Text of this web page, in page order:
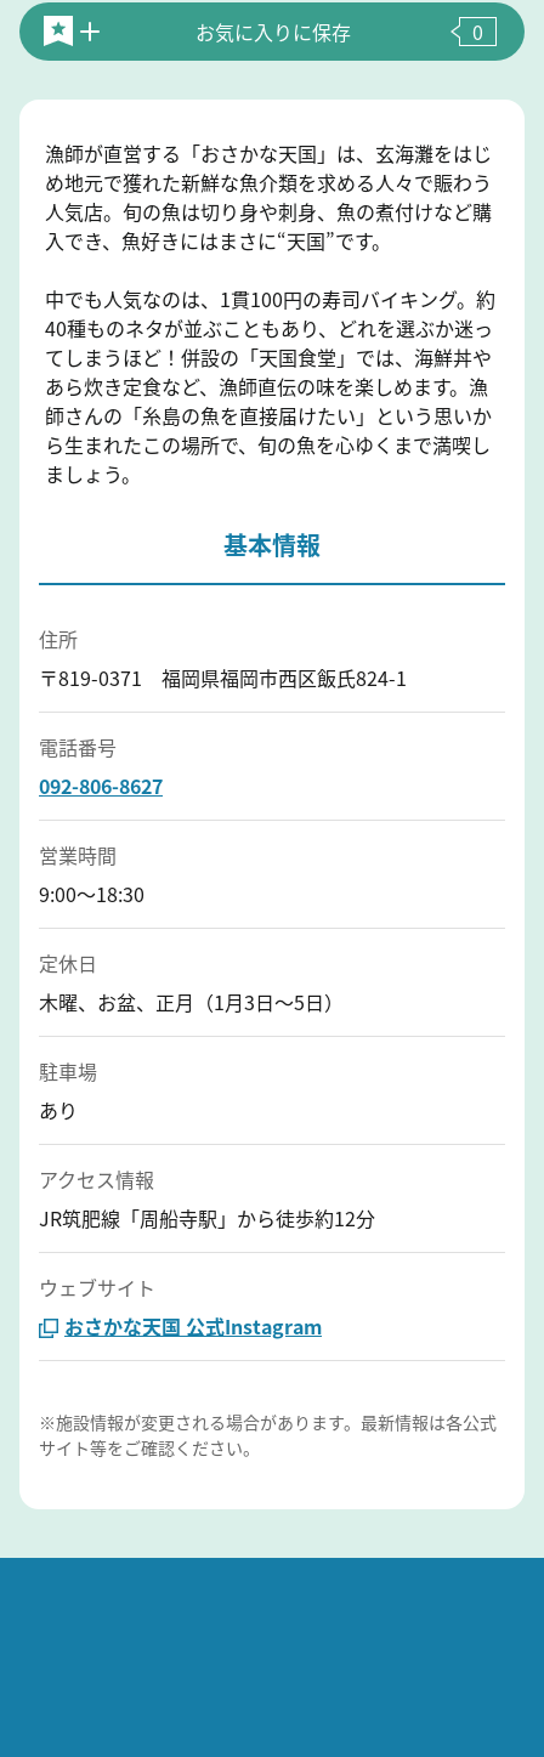
お気に入りに保存 0
漁師が直営する「おさかな天国」は、玄海灘をはじ
め地元で獲れた新鮮な魚介類を求める人々で賑わう
人気店。旬の魚は切り身や刺身、魚の煮付けなど購
入でき、魚好きにはまさに“天国”です。
中でも人気なのは、1貫100円の寿司バイキング。約
40種ものネタが並ぶこともあり、どれを選ぶか迷っ
てしまうほど！併設の「天国食堂」では、海鮮丼や
あら炊き定食など、漁師直伝の味を楽しめます。漁
師さんの「糸島の魚を直接届けたい」という思いか
ら生まれたこの場所で、旬の魚を心ゆくまで満喫し
ましょう。
基本情報
住所
〒819-0371 福岡県福岡市西区飯氏824-1
電話番号
092-806-8627
営業時間
9:00～18:30
定休日
木曜、お盆、正月（1月3日～5日）
駐車場
あり
アクセス情報
JR筑肥線「周船寺駅」から徒歩約12分
ウェブサイト
おさかな天国 公式Instagram
※施設情報が変更される場合があります。最新情報は各公式
サイト等をご確認ください。